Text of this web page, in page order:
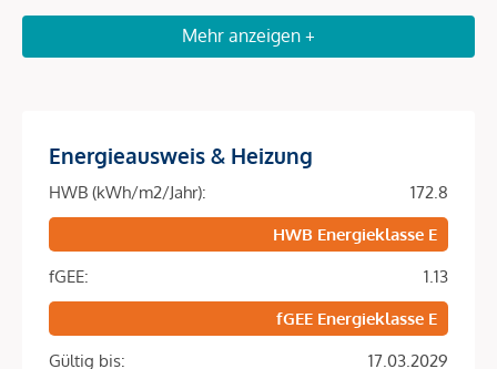
wenigen Minuten erreichbar.
DAS PROJEKT
URBANE ELEGANZ IN DER ESTERHÁZYGASSE
Tauchen Sie ein in die perfekte Symbiose aus urbanem
Lebensstil und eleganter Wohnkultur in der Esterházygasse.
Eingebettet in der begehrten Esterházygasse im 6. Wiener
Bezirk, nur einen Steinwurf von der Mariahilfer Straße und
dem Haus des Meeres entfernt, wird hier eine erstklassigen
Lage geboten. Nachdem die Liegenschaft mit großer
Mehr anzeigen +
Energieausweis & Heizung
HWB (kWh/m2/Jahr):
172.8
HWB Energieklasse E
fGEE:
1.13
fGEE Energieklasse E
Gültig bis:
17.03.2029